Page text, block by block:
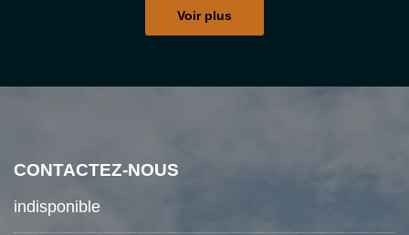
Voir plus
CONTACTEZ-NOUS
indisponible